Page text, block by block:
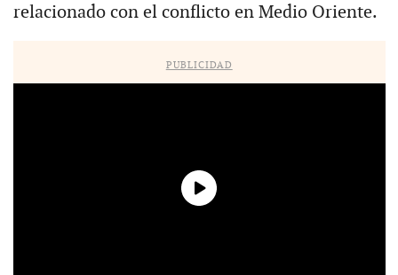
relacionado con el conflicto en Medio Oriente.
PUBLICIDAD